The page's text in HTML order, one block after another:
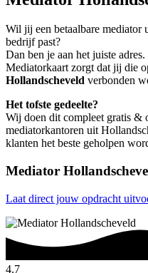
Wil jij een betaalbare
bedrijf past?
Dan ben je aan het juiste adres.
Mediatorkaart zorgt dat jij die
Hollandscheveld verbonden
Het tofste gedeelte?
Wij doen dit compleet gratis &
mediatorkantoren uit
klanten het beste geholpen
Mediator
Laat direct jouw opdracht
4.7